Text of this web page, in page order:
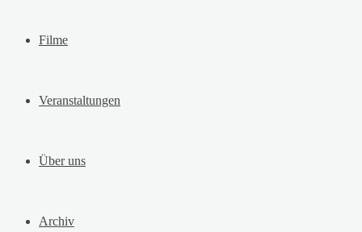
Filme
Veranstaltungen
Über uns
Archiv